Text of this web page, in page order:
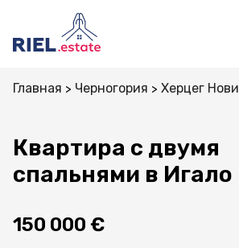
Главная Черногория Херцег Нови
Квартира с двумя
спальнями в Игало
150 000 €